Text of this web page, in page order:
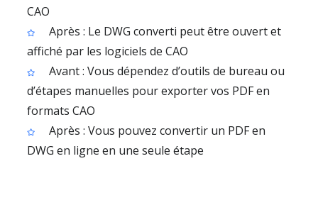
CAO
Après : Le DWG converti peut être ouvert et
affiché par les logiciels de CAO
Avant : Vous dépendez d’outils de bureau ou
d’étapes manuelles pour exporter vos PDF en
formats CAO
Après : Vous pouvez convertir un PDF en
DWG en ligne en une seule étape